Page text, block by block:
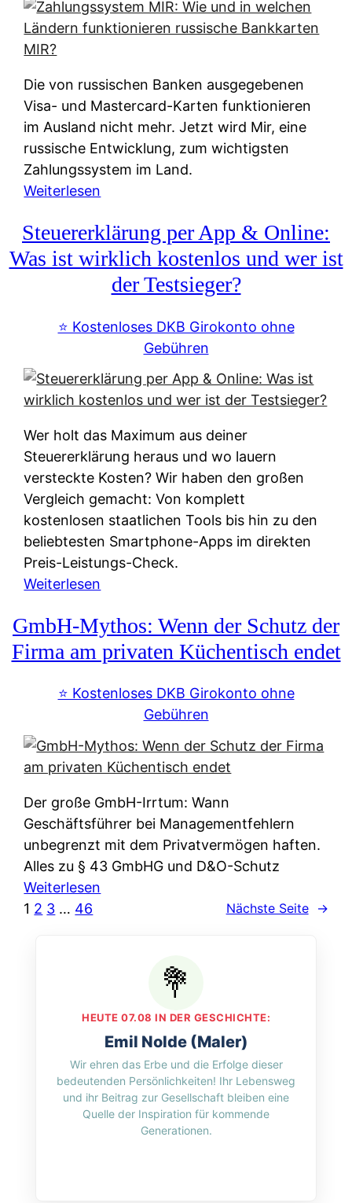
l
t
n
a
t
i
v
e
&
f
r
e
u
s
u
n
f
t
e
i
e
W
e
r
s
i
c
h
e
t
n
w
i
r
Die von russischen Banken ausgegebenen
Visa- und Mastercard-Karten funktionieren
im Ausland nicht mehr. Jetzt wird Mir, eine
russische Entwicklung, zum wichtigsten
Zahlungssystem im Land.
Weiterlesen
a
h
g
s
y
t
e
m
M
I
R
:
W
e
u
d
n
w
l
c
h
e
n
r
n
f
u
n
Steuererklärung per App & Online:
Was ist wirklich kostenlos und wer ist
der Testsieger?
⭐️ Kostenloses DKB Girokonto ohne
Gebühren
Wer holt das Maximum aus deiner
Steuererklärung heraus und wo lauern
versteckte Kosten? Wir haben den großen
Vergleich gemacht: Von komplett
kostenlosen staatlichen Tools bis hin zu den
beliebtesten Smartphone-Apps im direkten
Preis-Leistungs-Check.
Weiterlesen
t
e
u
e
r
k
l
ä
u
&
O
n
l
GmbH-Mythos: Wenn der Schutz der
Firma am privaten Küchentisch endet
⭐️ Kostenloses DKB Girokonto ohne
Gebühren
Der große GmbH-Irrtum: Wann
Geschäftsführer bei Managementfehlern
unbegrenzt mit dem Privatvermögen haften.
Alles zu § 43 GmbHG und D&O-Schutz
Weiterlesen
M
y
h
o
s
1 2 3 … 46 Nächste Seite →
HEUTE 07.08 IN DER GESCHICHTE:
Emil Nolde (Maler)
Wir ehren das Erbe und die Erfolge dieser
bedeutenden Persönlichkeiten! Ihr Lebensweg
und ihr Beitrag zur Gesellschaft bleiben eine
Quelle der Inspiration für kommende
Generationen.